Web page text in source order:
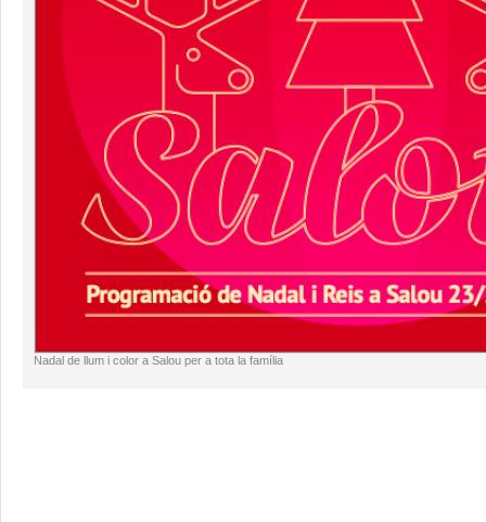
Nadal de llum i color a Salou per a tota la família